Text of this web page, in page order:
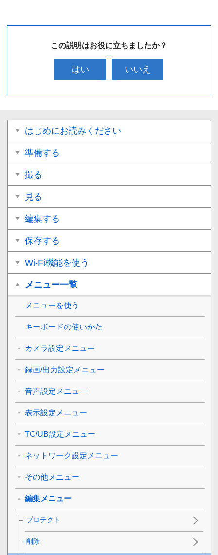
この説明はお役に立ちましたか？
はい いいえ
はじめにお読みください
準備する
撮る
見る
編集する
保存する
Wi-Fi機能を使う
メニュー一覧
メニューを使う
キーボードの使いかた
カメラ設定メニュー
録画/出力設定メニュー
音声設定メニュー
表示設定メニュー
TC/UB設定メニュー
ネットワーク設定メニュー
その他メニュー
編集メニュー
プロテクト
削除